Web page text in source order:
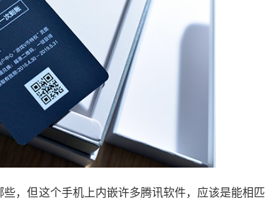
，但这个手机上内嵌许多腾讯软件，应该是能相匹